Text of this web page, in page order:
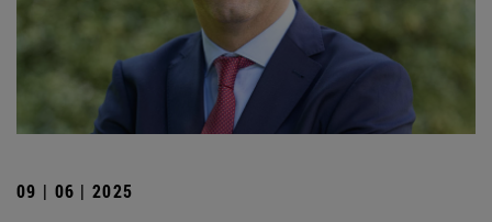
09 | 06 | 2025